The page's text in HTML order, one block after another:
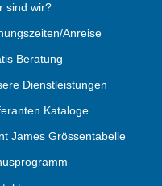
sind wir?
Anreise
Beratung
Dienstleistungen
Kataloge
James Grössentabelle